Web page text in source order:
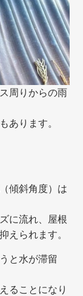
周りからの雨
あります。
傾斜角度）は
に流れ、屋根
えられます。
と水が滞留
ることになり